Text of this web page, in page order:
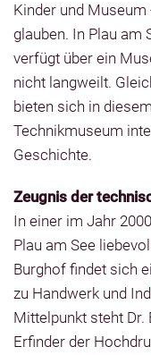
Kinder und
glauben. In Plau am
verfügt über ein
nicht langweilt.
bieten sich in
Technikmuseum
Geschichte.
Zeugnis der
In einer im Jahr
Plau am See
Burghof findet sich
zu Handwerk und
Mittelpunkt steht Dr.
Erfinder der